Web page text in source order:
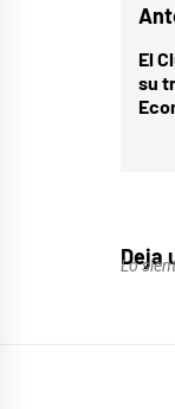
de
El
su
Deja
Lo